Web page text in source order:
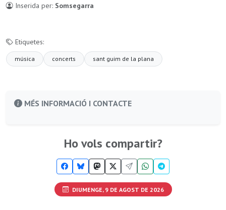
Inserida per: Somsegarra
Etiquetes:
música concerts sant guim de la plana
MÉS INFORMACIÓ I CONTACTE
Ho vols compartir?
DIUMENGE, 9 DE AGOST DE 2026